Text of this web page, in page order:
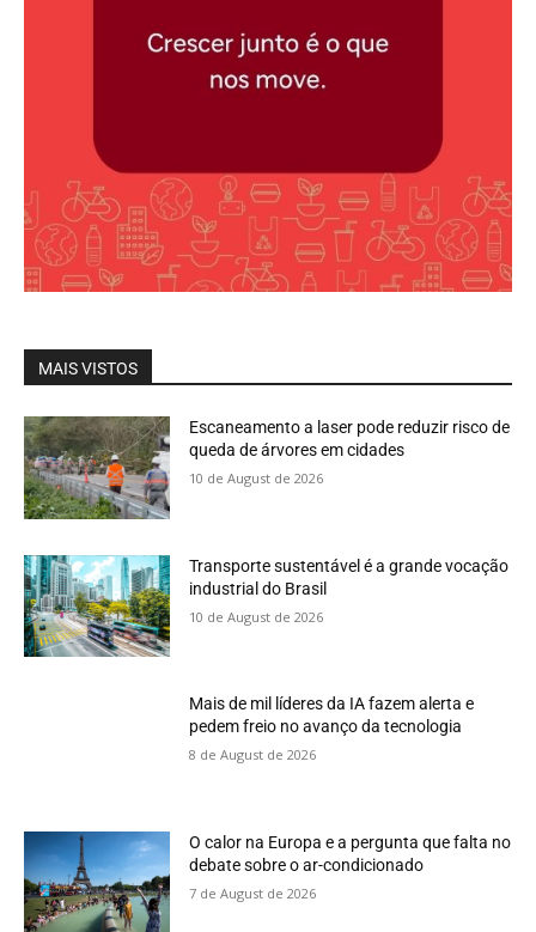
MAIS VISTOS
Escaneamento a laser pode reduzir risco de
queda de árvores em cidades
10 de August de 2026
Transporte sustentável é a grande vocação
industrial do Brasil
10 de August de 2026
Mais de mil líderes da IA fazem alerta e
pedem freio no avanço da tecnologia
8 de August de 2026
O calor na Europa e a pergunta que falta no
debate sobre o ar-condicionado
7 de August de 2026